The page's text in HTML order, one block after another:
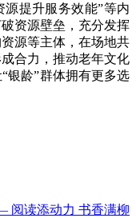
源提升服务效能”等内
资源壁垒，充分发挥
源等主体，在场地共
合力，推动老年文化
银龄”群体拥有更多选
阅读添动力 书香满柳